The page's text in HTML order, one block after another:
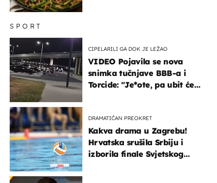
SPORT
CIPELARILI GA DOK JE LEŽAO
VIDEO Pojavila se nova
snimka tučnjave BBB-a i
Torcide: "Je*ote, pa ubit će
DRAMATIČAN PREOKRET
Kakva drama u Zagrebu!
Hrvatska srušila Srbiju i
izborila finale Svjetskog